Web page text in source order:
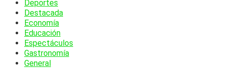
Deportes
Destacada
Economía
Educación
Espectáculos
Gastronomía
General